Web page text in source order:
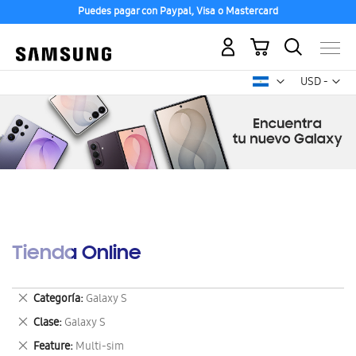
Puedes pagar con Paypal, Visa o Mastercard
USD -
dólar
Mi carrito
Tienda Online
Categoría Galaxy S
Eliminar
este
artículo
Clase Galaxy S
Eliminar
este
Feature Multi-sim
Eliminar